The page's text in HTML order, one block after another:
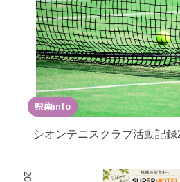
県南info
シオンテニスクラブ活動記